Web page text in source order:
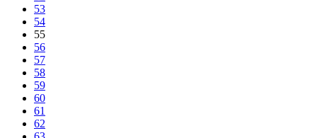
53
54
55
56
57
58
59
60
61
62